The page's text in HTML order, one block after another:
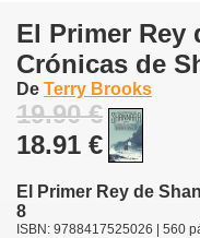
El Primer Rey
Crónicas de
De Terry Brooks
19.90 €
18.91 €
El Primer Rey de
8
ISBN: 9788417525026 | 560